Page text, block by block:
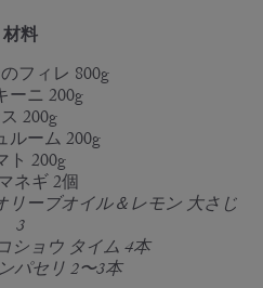
材料
フィレ 800g
ーニ 200g
200g
ルーム 200g
ト 200g
ネギ 2個
リーブオイル＆レモン 大さじ
3
ショウ タイム 4本
パセリ 2〜3本